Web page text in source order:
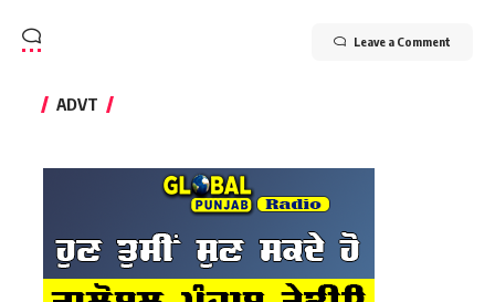
Leave a Comment
ADVT